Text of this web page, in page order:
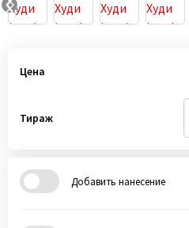
Цена
Тираж
Добавить нанесение